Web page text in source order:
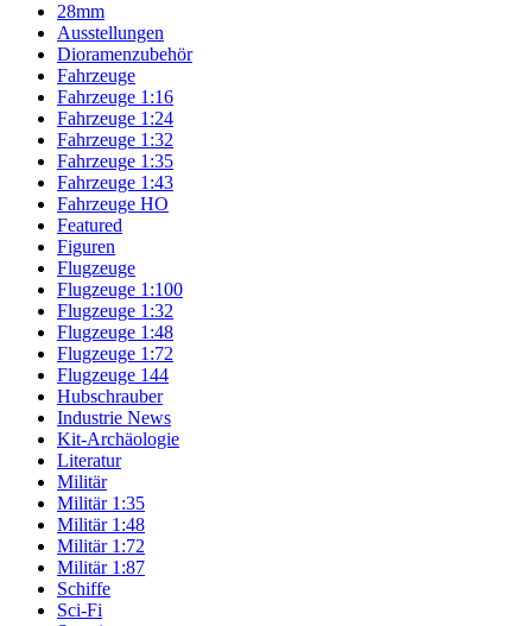
28mm
Ausstellungen
Dioramenzubehör
Fahrzeuge
Fahrzeuge 1:16
Fahrzeuge 1:24
Fahrzeuge 1:32
Fahrzeuge 1:35
Fahrzeuge 1:43
Fahrzeuge HO
Featured
Figuren
Flugzeuge
Flugzeuge 1:100
Flugzeuge 1:32
Flugzeuge 1:48
Flugzeuge 1:72
Flugzeuge 144
Hubschrauber
Industrie News
Kit-Archäologie
Literatur
Militär
Militär 1:35
Militär 1:48
Militär 1:72
Militär 1:87
Schiffe
Sci-Fi